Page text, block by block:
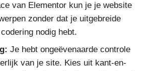
van Elementor kun je je website
zonder dat je uitgebreide
nodig hebt.
Je hebt ongeëvenaarde controle
van je site. Kies uit kant-en-